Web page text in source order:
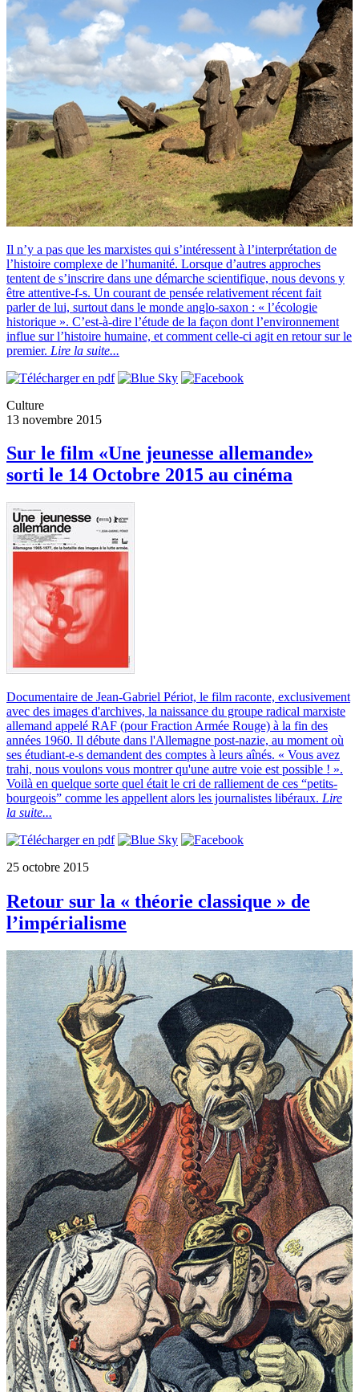
Il n’y a pas que les marxistes qui s’intéressent à l’interprétation de
l’histoire complexe de l’humanité. Lorsque d’autres approches
tentent de s’inscrire dans une démarche scientifique, nous devons y
être attentive-f-s. Un courant de pensée relativement récent fait
parler de lui, surtout dans le monde anglo-saxon : « l’écologie
historique ». C’est-à-dire l’étude de la façon dont l’environnement
influe sur l’histoire humaine, et comment celle-ci agit en retour sur le
premier. Lire la suite...
Culture
13 novembre 2015
Sur le film «Une jeunesse allemande»
sorti le 14 Octobre 2015 au cinéma
Documentaire de Jean-Gabriel Périot, le film raconte, exclusivement
avec des images d'archives, la naissance du groupe radical marxiste
allemand appelé RAF (pour Fraction Armée Rouge) à la fin des
années 1960. Il débute dans l'Allemagne post-nazie, au moment où
ses étudiant-e-s demandent des comptes à leurs aînés. « Vous avez
trahi, nous voulons vous montrer qu'une autre voie est possible ! ».
Voilà en quelque sorte quel était le cri de ralliement de ces “petits-
bourgeois” comme les appellent alors les journalistes libéraux. Lire
la suite...
25 octobre 2015
Retour sur la « théorie classique » de
l’impérialisme